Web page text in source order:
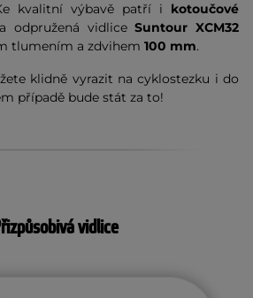
kvalitní výbavě patří i kotoučové
odpružená vidliceSuntour XCM32
tlumením a zdvihem 100 mm.
klidně vyrazit na cyklostezku i do
případě bude stát za to!
vidlice